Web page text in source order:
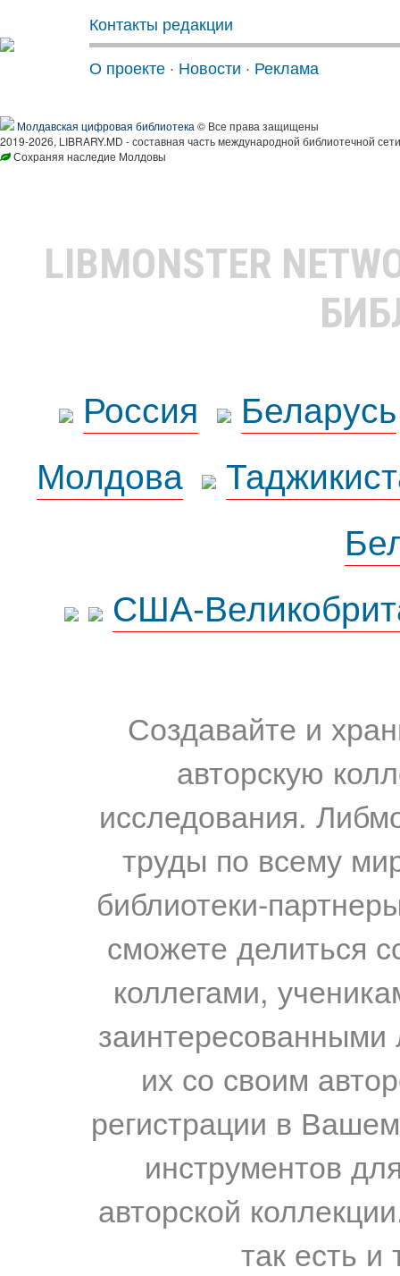
Контакты редакции
О проекте · Новости · Реклама
Молдавская цифровая библиотека © Все права защищены
2019-2026, LIBRARY.MD - составная часть международной библиотечной
Сохраняя наследие Молдовы
LIBMONSTER
Россия
Беларусь
Молдова
США-
Создавайте и
авторскую
исследования.
труды по всему
библиотеки-
сможете делиться
коллегами,
их со своим
регистрации в
инструментов
авторской
так есть и